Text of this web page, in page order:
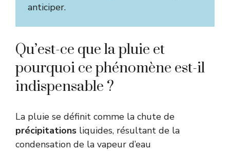
anticiper.
Qu’est-ce que la pluie et
pourquoi ce phénomène est-il
indispensable ?
La pluie se définit comme la chute de
précipitations liquides, résultant de la
condensation de la vapeur d’eau